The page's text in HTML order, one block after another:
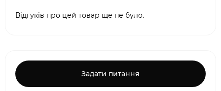
Відгуків про цей товар ще не було.
Задати питання